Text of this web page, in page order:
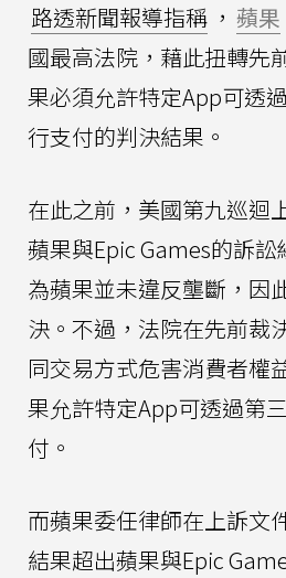
路透新聞報導指稱 ， 蘋果
國最高法院，藉此扭轉先
果必須允許特定App可透
行支付的判決結果。
在此之前，美國第九巡迴
蘋果與Epic Games的訴
為蘋果並未違反壟斷，因
決。不過，法院在先前裁
同交易方式危害消費者權
果允許特定App可透過第
付。
而蘋果委任律師在上訴文
結果超出蘋果與Epic